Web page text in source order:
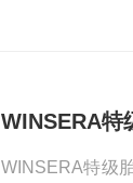
WINSERA特
WINSERA特级